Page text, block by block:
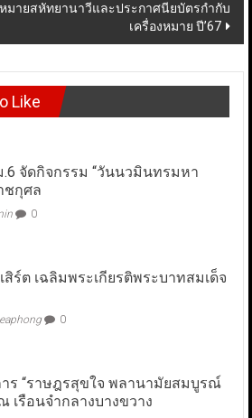
หมายสหัทยานาวีและประกาศนียบัตรกำกับ
เครื่องหมาย ปี’67
Like
จัดกิจกรรม “วันนวมินทรมหา
ชกุศล
0
ร์ต เฉลิมพระเกียรติพระบาทสมเด็จ
0
ร “ราษฎรสุขใจ พลานามัยสมบูรณ์
เรือนจำกลางบางขวาง